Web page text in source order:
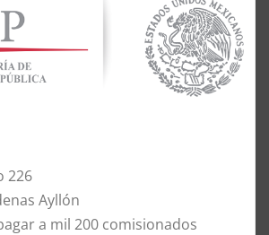
226
Ayllón
a mil 200 comisionados